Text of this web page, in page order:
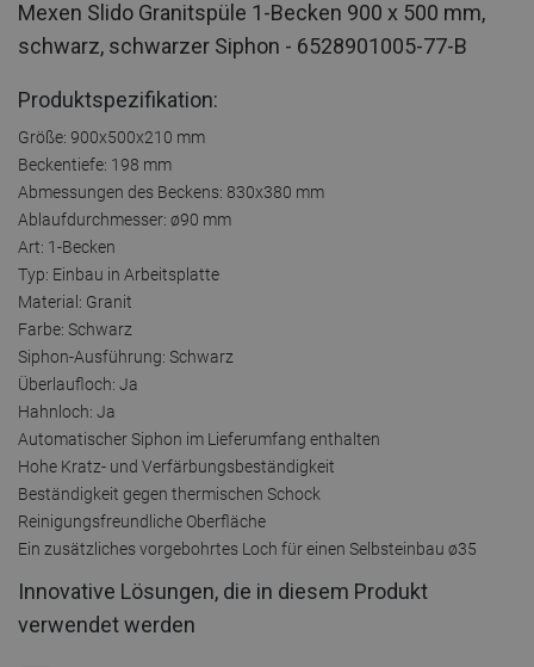
Mexen Slido Granitspüle 1-Becken 900 x 500 mm,
schwarz, schwarzer Siphon - 6528901005-77-B
Produktspezifikation:
Größe: 900x500x210 mm
Beckentiefe: 198 mm
Abmessungen des Beckens: 830x380 mm
Ablaufdurchmesser: ø90 mm
Art: 1-Becken
Typ: Einbau in Arbeitsplatte
Material: Granit
Farbe: Schwarz
Siphon-Ausführung: Schwarz
Überlaufloch: Ja
Hahnloch: Ja
Automatischer Siphon im Lieferumfang enthalten
Hohe Kratz- und Verfärbungsbeständigkeit
Beständigkeit gegen thermischen Schock
Reinigungsfreundliche Oberfläche
Ein zusätzliches vorgebohrtes Loch für einen Selbsteinbau ø35
Innovative Lösungen, die in diesem Produkt
verwendet werden